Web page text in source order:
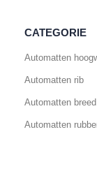
CATEGORIE
Automatten
Automatten rib
Automatten
Automatten